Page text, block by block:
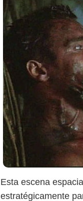
Esta escena
estratégicamente